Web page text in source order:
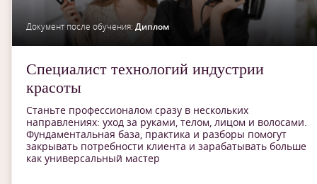
Документ после обучения: Диплом
Специалист технологий индустрии
красоты
Станьте профессионалом сразу в нескольких
направлениях: уход за руками, телом, лицом и волосами.
Фундаментальная база, практика и разборы помогут
закрывать потребности клиента и зарабатывать больше
как универсальный мастер